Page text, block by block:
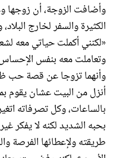
وأضافت الزوجة، أن زوجها
الكثيرة والسفر لخارج
«لكنني أكملت حياتي معه
وتعاملت معه بنفس
أنزل من البيت عشان يقوم
بالساعات، وكل تصرفاته
بحبه الشديد لكنه لا يفكر
طريقته ولإعطائها الفرصة